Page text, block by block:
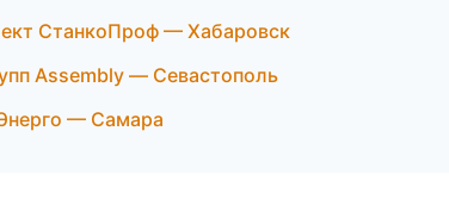
СтанкоПроф — Хабаровск
Assembly — Севастополь
— Самара